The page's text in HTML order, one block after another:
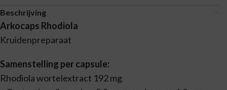
Beschrijving
Arkocaps Rhodiola
Kruidenpreparaat
Samenstelling per capsule:
Rhodiola wortelextract 192 mg